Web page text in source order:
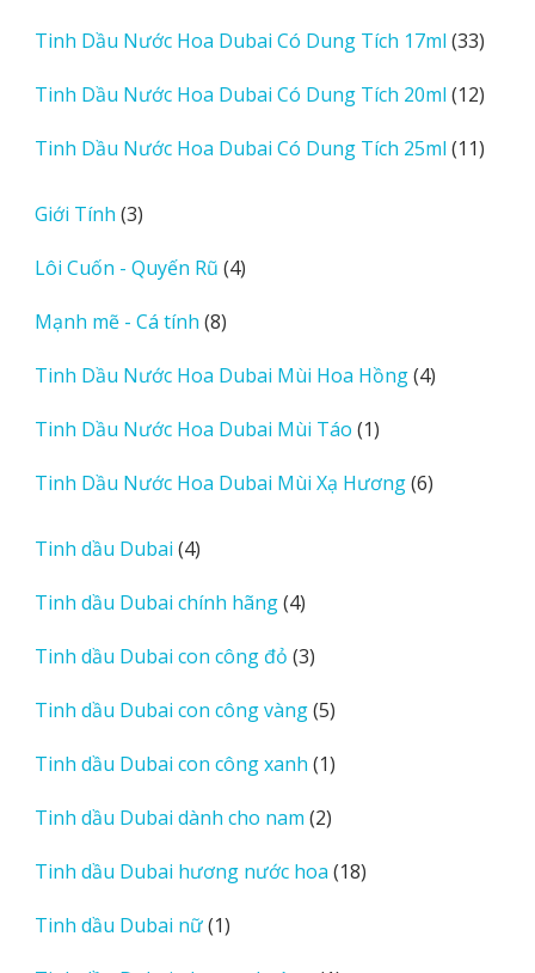
phẩm
Tinh Dầu Nước Hoa Dubai Có Dung Tích 17ml 3333
phẩm
Tinh Dầu Nước Hoa Dubai Có Dung Tích 20ml 1212
phẩm
Tinh Dầu Nước Hoa Dubai Có Dung Tích 25ml 1111
Giới Tính 33
phẩm
Lôi Cuốn - Quyến Rũ 44
Mạnh mẽ - Cá tính 88
phẩm
Tinh Dầu Nước Hoa Dubai Mùi Hoa Hồng 44
Tinh Dầu Nước Hoa Dubai Mùi Táo 11
phẩm
Tinh Dầu Nước Hoa Dubai Mùi Xạ Hương 66
Tinh dầu Dubai 44
phẩm
Tinh dầu Dubai chính hãng 44
phẩm
Tinh dầu Dubai con công đỏ 33
phẩm
Tinh dầu Dubai con công vàng 55
phẩm
Tinh dầu Dubai con công xanh 11
phẩm
Tinh dầu Dubai dành cho nam 22
phẩm
Tinh dầu Dubai hương nước hoa 1818
Tinh dầu Dubai nữ 11